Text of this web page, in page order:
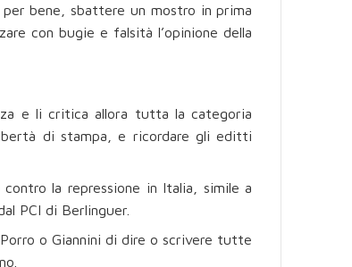
bene, sbattere un mostro in prima
con bugie e falsità l’opinione della
e li critica allora tutta la categoria
di stampa, e ricordare gli editti
la repressione in Italia, simile a
PCI di Berlinguer.
o Giannini di dire o scrivere tutte